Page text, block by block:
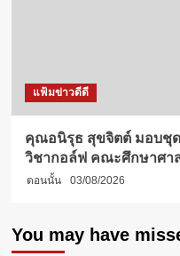
แฟ้มข่าวดีดี
คุณอนิรุธ สุขจิตต์ มอบชุ
วิชากอล์ฟ คณะศึกษาศา
ตอนนั้น 03/08/2026
You may have